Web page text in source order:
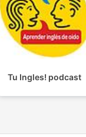
Tu Ingles! podcast